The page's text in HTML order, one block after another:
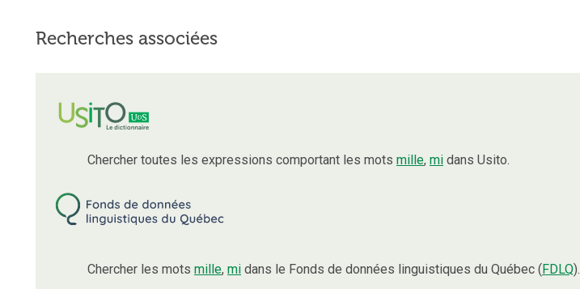
Recherches associées
Chercher toutes les expressions comportant les mots mille, mi dans Usito.
Chercher les mots mille, mi dans le Fonds de données linguistiques du Québec (FDLQ).